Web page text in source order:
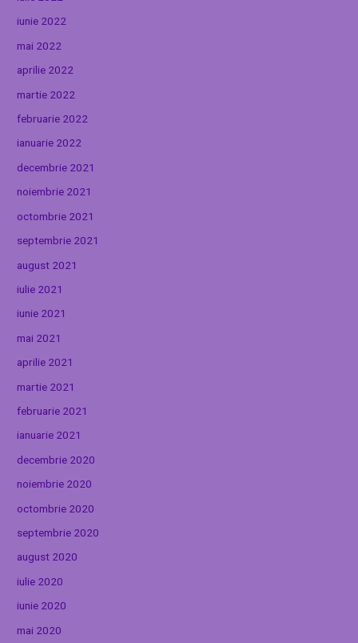
iunie 2022
mai 2022
aprilie 2022
martie 2022
februarie 2022
ianuarie 2022
decembrie 2021
noiembrie 2021
octombrie 2021
septembrie 2021
august 2021
iulie 2021
iunie 2021
mai 2021
aprilie 2021
martie 2021
februarie 2021
ianuarie 2021
decembrie 2020
noiembrie 2020
octombrie 2020
septembrie 2020
august 2020
iulie 2020
iunie 2020
mai 2020